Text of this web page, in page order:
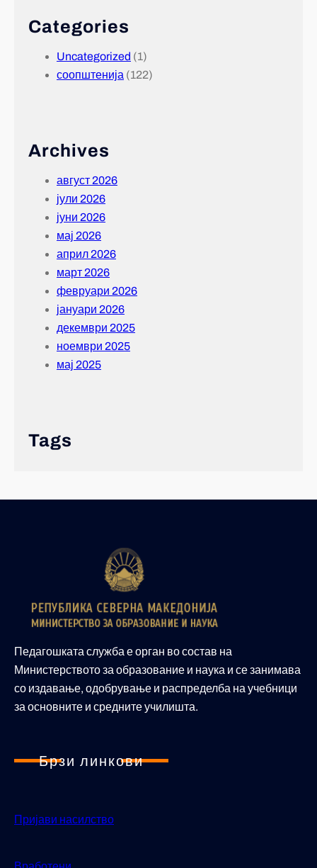
Categories
Uncategorized (1)
соопштенија (122)
Archives
август 2026
јули 2026
јуни 2026
мај 2026
април 2026
март 2026
февруари 2026
јануари 2026
декември 2025
ноември 2025
мај 2025
Tags
Педагошката служба е орган во состав на
Министерството за образование и наука и се занимава
со издавање, одобрување и распределба на учебници
за основните и средните училишта.
Брзи линкови
Пријави насилство